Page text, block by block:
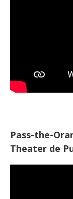
Pass-the-
Theater de